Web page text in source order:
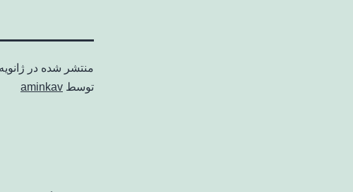
منتشر شده در ژانویه 4, 2025
توسط aminkav